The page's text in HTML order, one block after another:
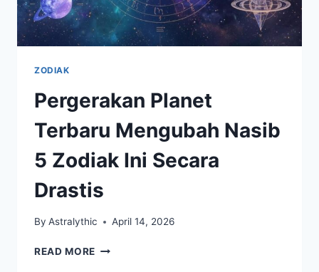
ZODIAK
Pergerakan Planet
Terbaru Mengubah Nasib
5 Zodiak Ini Secara
Drastis
By Astralythic April 14, 2026
READ MORE PERGERAKAN